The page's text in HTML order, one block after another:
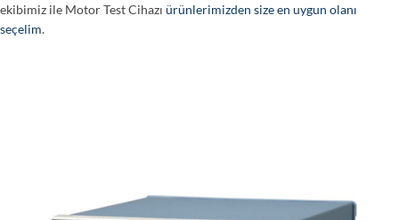
ekibimiz ile Motor Test Cihazı ürünlerimizden size en uygun olanı
seçelim.